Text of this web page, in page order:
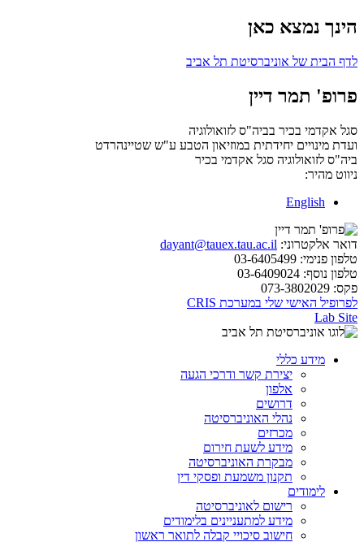
הינך נמצא כאן
לדף הבית של אוניברסיטת תל אביב
פרופ' תמר דיין
סגל אקדמי בכיר בביה"ס לזואולוגיה
ועדת מינויים יחידתית במוזיאון הטבע ע"ש שטיינהרדט
ביה"ס לזואולוגיה סגל אקדמי בכיר
ניווט מהיר:
English
דואר אלקטרוני: dayant@tauex.tau.ac.il
טלפון פנימי:
טלפון נוסף:
פקס:
לפרופיל האישי שלי במערכת CRIS
Lab Site
מידע כללי
יצירת קשר ודרכי הגעה
אלפון
דרושים
נהלי האוניברסיטה
מכרזים
מידע לשעת חירום
מבקרת האוניברסיטה
תקנון משמעת ופסקי דין
לימודים
רישום לאוניברסיטה
מידע למתעניינים בלימודים
חישוב סיכויי קבלה לתואר ראשון